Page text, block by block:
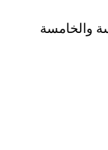
والخامسة